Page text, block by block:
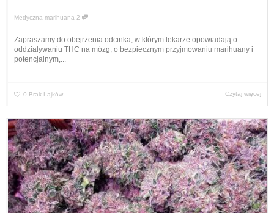
Medyczna marihuana 2
Zapraszamy do obejrzenia odcinka, w którym lekarze opowiadają o
oddziaływaniu THC na mózg, o bezpiecznym przyjmowaniu marihuany i
potencjalnym,...
0 Brak Lajków Czytaj więcej